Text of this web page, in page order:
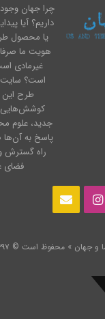
چرا جهان
داریم؟ آیا
یا محصول
هویت ما
غیرمادی
است؟ سایت
طرح این
کوشش‌هایی
جدید، علوم
پاسخ به
راه گسترش
فضای
اینستاگرامایمیل
و جهان » محفوظ است © ۱۳۹۷